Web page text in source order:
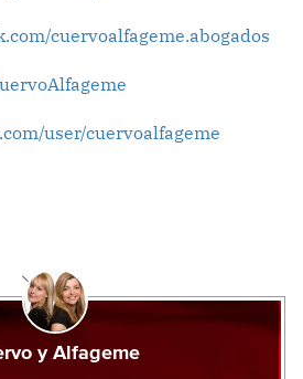
cuervoalfageme.abogados
user/cuervoalfageme
y Alfageme